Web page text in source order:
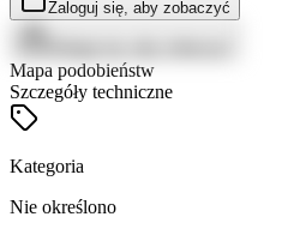
Zaloguj się, aby zobaczyć
Mapa podobieństw
Szczegóły techniczne
Kategoria
Nie określono